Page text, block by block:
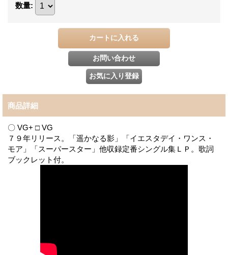
数量:
商品詳細
〇 VG+ □ VG
７９年リリース。「遥かなる影」「イエスタデイ・ワンス・
モア」「スーパースター」他収録定番シングル集ＬＰ。歌詞
ブックレット付。